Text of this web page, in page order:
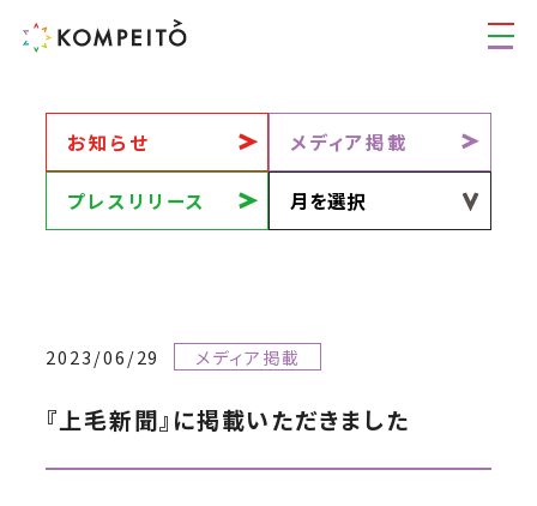
お知らせ メディア掲載
プレスリリース
2023/06/29 メディア掲載
『上毛新聞』に掲載いただきました